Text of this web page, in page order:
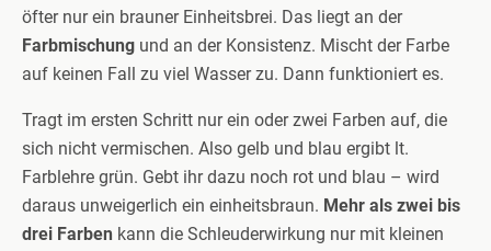
öfter nur ein brauner Einheitsbrei. Das liegt an der
Farbmischung und an der Konsistenz. Mischt der Farbe
auf keinen Fall zu viel Wasser zu. Dann funktioniert es.
Tragt im ersten Schritt nur ein oder zwei Farben auf, die
sich nicht vermischen. Also gelb und blau ergibt lt.
Farblehre grün. Gebt ihr dazu noch rot und blau – wird
daraus unweigerlich ein einheitsbraun. Mehr als zwei bis
drei Farben kann die Schleuderwirkung nur mit kleinen